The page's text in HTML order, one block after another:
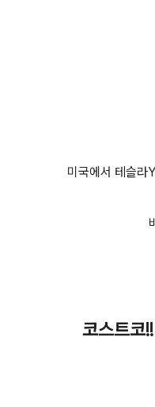
미국에서 테슬라
코스트코